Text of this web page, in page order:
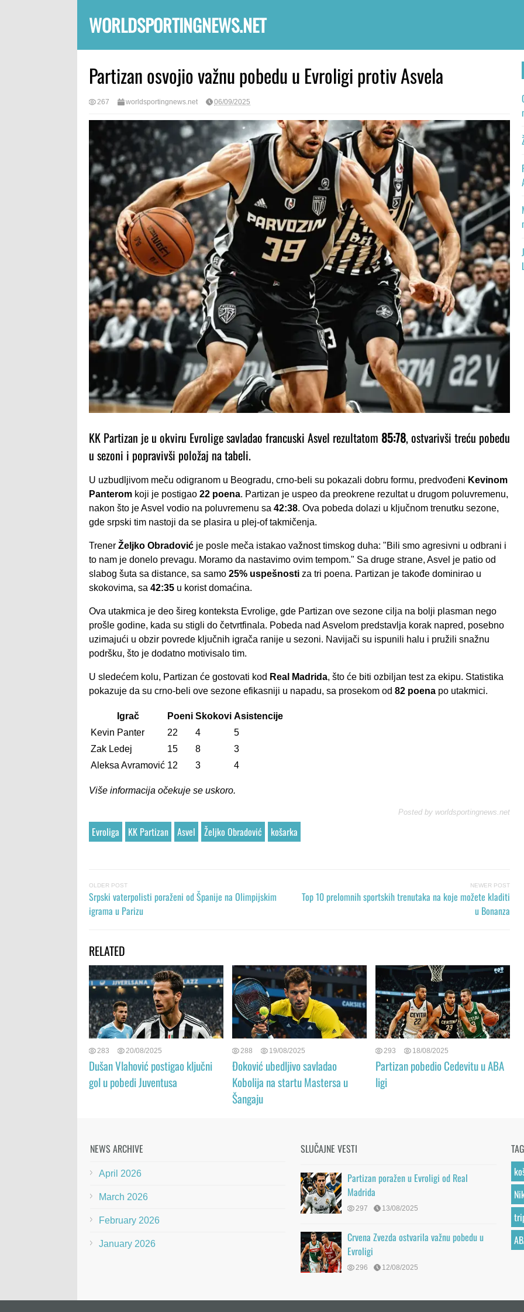
WORLDSPORTINGNEWS.NET
Partizan osvojio važnu pobedu u Evroligi protiv Asvela
267 worldsportingnews.net 06/09/2025
KK Partizan je u okviru Evrolige savladao francuski Asvel rezultatom 85:78, ostvarivši treću pobedu
u sezoni i popravivši položaj na tabeli.
U uzbudljivom meču odigranom u Beogradu, crno-beli su pokazali dobru formu, predvođeni Kevinom
Panterom koji je postigao 22 poena. Partizan je uspeo da preokrene rezultat u drugom poluvremenu,
nakon što je Asvel vodio na poluvremenu sa 42:38. Ova pobeda dolazi u ključnom trenutku sezone,
gde srpski tim nastoji da se plasira u plej-of takmičenja.
Trener Željko Obradović je posle meča istakao važnost timskog duha: "Bili smo agresivni u odbrani i
to nam je donelo prevagu. Moramo da nastavimo ovim tempom." Sa druge strane, Asvel je patio od
slabog šuta sa distance, sa samo 25% uspešnosti za tri poena. Partizan je takođe dominirao u
skokovima, sa 42:35 u korist domaćina.
Ova utakmica je deo šireg konteksta Evrolige, gde Partizan ove sezone cilja na bolji plasman nego
prošle godine, kada su stigli do četvrtfinala. Pobeda nad Asvelom predstavlja korak napred, posebno
uzimajući u obzir povrede ključnih igrača ranije u sezoni. Navijači su ispunili halu i pružili snažnu
podršku, što je dodatno motivisalo tim.
U sledećem kolu, Partizan će gostovati kod Real Madrida, što će biti ozbiljan test za ekipu. Statistika
pokazuje da su crno-beli ove sezone efikasniji u napadu, sa prosekom od 82 poena po utakmici.
Igrač Poeni Skokovi Asistencije
Kevin Panter
22 4
5
Zak Ledej
15 8
3
Aleksa Avramović 12 3 4
Više informacija očekuje se uskoro.
Posted by worldsportingnews.net
Evroliga KK Partizan Asvel Željko Obradović košarka
NEWER POST
Top 10 prelomnih sportskih trenutaka na koje možete kladiti
u Bonanza
OLDER POST
Srpski vaterpolisti poraženi od Španije na Olimpijskim
igrama u Parizu
RELATED
283 20/08/2025
Dušan Vlahović postigao ključni
gol u pobedi Juventusa
288 19/08/2025
Đoković ubedljivo savladao
Kobolija na startu Mastersa u
Šangaju
293 18/08/2025
Partizan pobedio Cedevitu u ABA
ligi
NEWS ARCHIVE
April 2026
March 2026
February 2026
January 2026
SLUČAJNE VESTI
Partizan poražen u Evroligi od Real
Madrida
297 13/08/2025
Crvena Zvezda ostvarila važnu pobedu u
Evroligi
296 12/08/2025